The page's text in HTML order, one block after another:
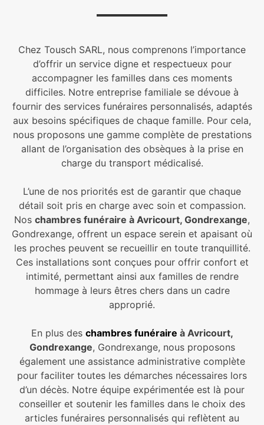
Chez Tousch SARL, nous comprenons l’importance
d’offrir un service digne et respectueux pour
accompagner les familles dans ces moments
difficiles. Notre entreprise familiale se dévoue à
fournir des services funéraires personnalisés, adaptés
aux besoins spécifiques de chaque famille. Pour cela,
nous proposons une gamme complète de prestations
allant de l’organisation des obsèques à la prise en
charge du transport médicalisé.
L’une de nos priorités est de garantir que chaque
détail soit pris en charge avec soin et compassion.
Nos chambres funéraire à Avricourt, Gondrexange,
Gondrexange, offrent un espace serein et apaisant où
les proches peuvent se recueillir en toute tranquillité.
Ces installations sont conçues pour offrir confort et
intimité, permettant ainsi aux familles de rendre
hommage à leurs êtres chers dans un cadre
approprié.
En plus des chambres funéraire à Avricourt,
Gondrexange, Gondrexange, nous proposons
également une assistance administrative complète
pour faciliter toutes les démarches nécessaires lors
d’un décès. Notre équipe expérimentée est là pour
conseiller et soutenir les familles dans le choix des
articles funéraires personnalisés qui reflètent au